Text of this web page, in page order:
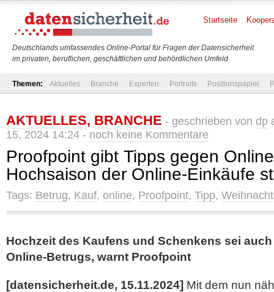
Deutschlands umfassendes Online-Portal für Fragen der Datensicherheit
im privaten, beruflichen, geschäftlichen und behördlichen Umfeld
Startseite
Themen: Aktuelles Branche Experten Portraits Positionspapier
AKTUELLES, BRANCHE - geschrieben von dp
15, 2024 14:24 - noch keine Kommentare
Proofpoint gibt Tipps gegen
Hochsaison der Online-Einkäufe
Tags: Betrug, Kauf, online, Proofpoint, Tipp, Weihnacht
Hochzeit des Kaufens und Schenkens sei
Online-Betrugs, warnt Proofpoint
[datensicherheit.de, 15.11.2024] Mit dem nun